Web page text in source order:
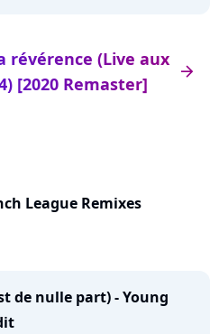
arrow_right
révérence (Live aux
[2020 Remaster]
League Remixes
de nulle part) - Young